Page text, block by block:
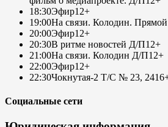
18:30Эфир12+
19:00На связи. Колодин.
20:00Эфир12+
20:30В ритме новостей Д/П12+
21:00На связи. Колодин Д/П12+
22:00Эфир12+
22:30Чокнутая-2 Т/С № 23, 24
Социальные сети